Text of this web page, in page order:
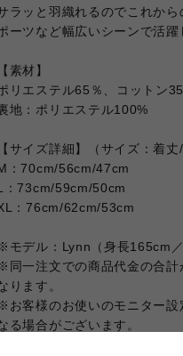
ラッと羽織れるのでこれか
ーツなど幅広いシーンで活躍
【素材】
リエステル65％、コットン
地：ポリエステル100%
【サイズ詳細】（サイズ：着丈
：70cm/56cm/47cm
：73cm/59cm/50cm
：76cm/62cm/53cm
モデル：Lynn（身長165cm／
同一注文での商品代金の合
ります。
お客様のお使いのモニター設
る場合がございます。